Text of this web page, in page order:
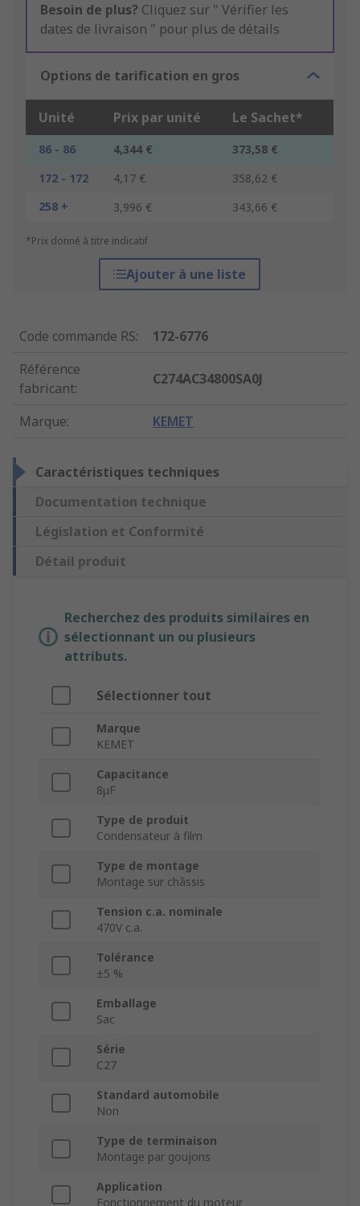
Besoin de plus? Cliquez sur " Vérifier les
dates de livraison " pour plus de détails
Options de tarification en gros
Unité Prix par unité Le Sachet*
86 - 86 4,344 €
373,58 €
172 - 172
4,17 €
358,62 €
258 +
3,996 € 343,66 €
*Prix donné à titre indicatif
Ajouter à une liste
Code commande RS:
172-6776
Référence
fabricant:
C274AC34800SA0J
Marque: KEMET
Caractéristiques techniques
Documentation technique
Législation et Conformité
Détail produit
Recherchez des produits similaires en
sélectionnant un ou plusieurs
attributs.
Sélectionner tout
Marque
KEMET
Capacitance
8μF
Type de produit
Condensateur à film
Type de montage
Montage sur châssis
Tension c.a. nominale
470V c.a.
Tolérance
±5 %
Emballage
Sac
Série
C27
Standard automobile
Non
Type de terminaison
Montage par goujons
Application
Fonctionnement du moteur